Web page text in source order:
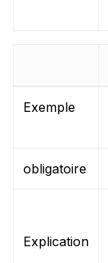
Exemple
obligatoire
Explication